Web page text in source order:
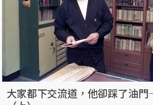
大家都下交流道，他卻踩了油